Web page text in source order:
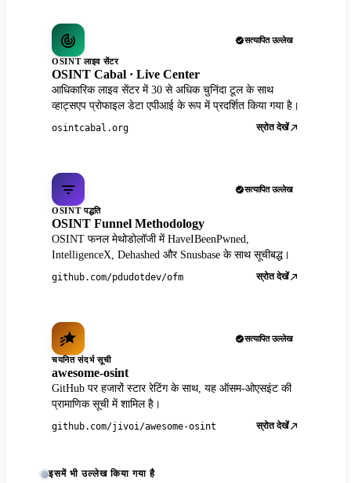
सत्यापित उल्लेख
OSINT लाइव सेंटर
OSINT Cabal · Live Center
आधिकारिक लाइव सेंटर में 30 से अधिक चुनिंदा टूल के साथ
व्हाट्सएप प्रोफाइल डेटा एपीआई के रूप में प्रदर्शित किया गया है।
osintcabal.org स्रोत देखें
सत्यापित उल्लेख
OSINT पद्धति
OSINT Funnel Methodology
OSINT फनल मेथोडोलॉजी में HaveIBeenPwned,
IntelligenceX, Dehashed और Snusbase के साथ सूचीबद्ध।
github.com/pdudotdev/ofm स्रोत देखें
सत्यापित उल्लेख
चयनित संदर्भ सूची
awesome-osint
GitHub पर हजारों स्टार रेटिंग के साथ, यह ऑसम-ओएसइंट की
प्रामाणिक सूची में शामिल है।
github.com/jivoi/awesome-osint स्रोत देखें
इसमें भी उल्लेख किया गया है